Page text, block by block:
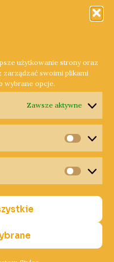
użytkowanie strony oraz
zarządzać swoimi plikami
wybrane opcje.
Zawsze aktywne
ukończyły 100. rok
dostojnego wieku